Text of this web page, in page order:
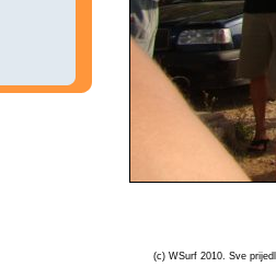
(c) WSurf 2010. Sve